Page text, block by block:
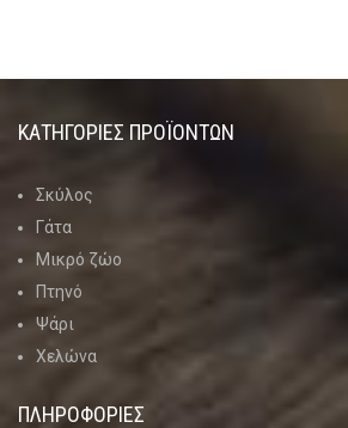
ΚΑΤΗΓΟΡΊΕΣ ΠΡΟΪΌΝΤΩΝ
Σκύλος
Γάτα
Μικρό ζώο
Πτηνό
Ψάρι
Χελώνα
ΠΛΗΡΟΦΟΡΙΕΣ